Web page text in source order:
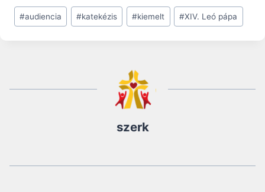
Post
Tags:
#audiencia #katekézis #kiemelt #XIV. Leó pápa
szerk